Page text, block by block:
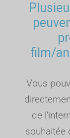
film/
Vous
de
souhaitée